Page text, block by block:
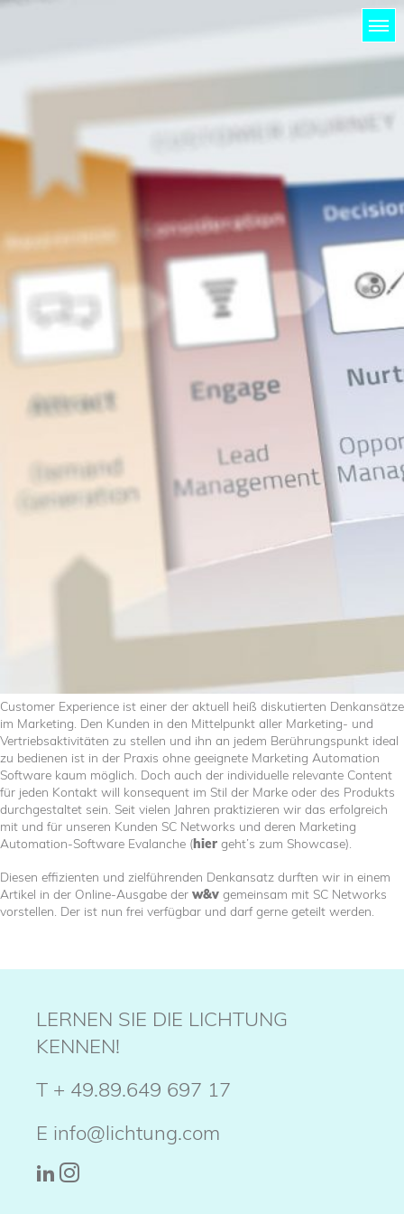
HOME
LICHTUNG
PROJEKTE
KUNDEN
KONTAKT
Customer Experience ist einer der aktuell heiß diskutierten Denkansätze
im Marketing. Den Kunden in den Mittelpunkt aller Marketing- und
Vertriebsaktivitäten zu stellen und ihn an jedem Berührungspunkt ideal
zu bedienen ist in der Praxis ohne geeignete Marketing Automation
Software kaum möglich. Doch auch der individuelle relevante Content
für jeden Kontakt will konsequent im Stil der Marke oder des Produkts
durchgestaltet sein. Seit vielen Jahren praktizieren wir das erfolgreich
mit und für unseren Kunden SC Networks und deren Marketing
Automation-Software Evalanche (hier geht’s zum Showcase).
Diesen effizienten und zielführenden Denkansatz durften wir in einem
Artikel in der Online-Ausgabe der w&v gemeinsam mit SC Networks
vorstellen. Der ist nun frei verfügbar und darf gerne geteilt werden.
LERNEN SIE DIE LICHTUNG
KENNEN!
T + 49.89.649 697 17
E info@lichtung.com